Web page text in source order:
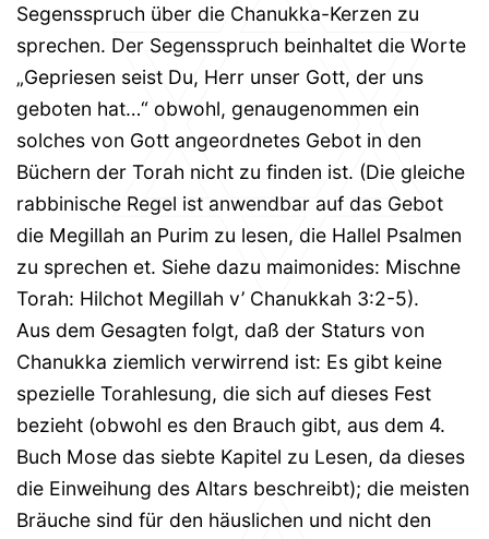
Segensspruch über die Chanukka-Kerzen zu
sprechen. Der Segensspruch beinhaltet die Worte
„Gepriesen seist Du, Herr unser Gott, der uns
geboten hat…“ obwohl, genaugenommen ein
solches von Gott angeordnetes Gebot in den
Büchern der Torah nicht zu finden ist. (Die gleiche
rabbinische Regel ist anwendbar auf das Gebot
die Megillah an Purim zu lesen, die Hallel Psalmen
zu sprechen et. Siehe dazu maimonides: Mischne
Torah: Hilchot Megillah v’ Chanukkah 3:2-5).
Aus dem Gesagten folgt, daß der Staturs von
Chanukka ziemlich verwirrend ist: Es gibt keine
spezielle Torahlesung, die sich auf dieses Fest
bezieht (obwohl es den Brauch gibt, aus dem 4.
Buch Mose das siebte Kapitel zu Lesen, da dieses
die Einweihung des Altars beschreibt); die meisten
Bräuche sind für den häuslichen und nicht den